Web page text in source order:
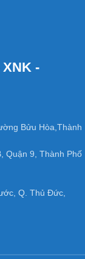
XNK -
Bửu Hòa,Thành
Quận 9, Thành Phố
Q. Thủ Đức,